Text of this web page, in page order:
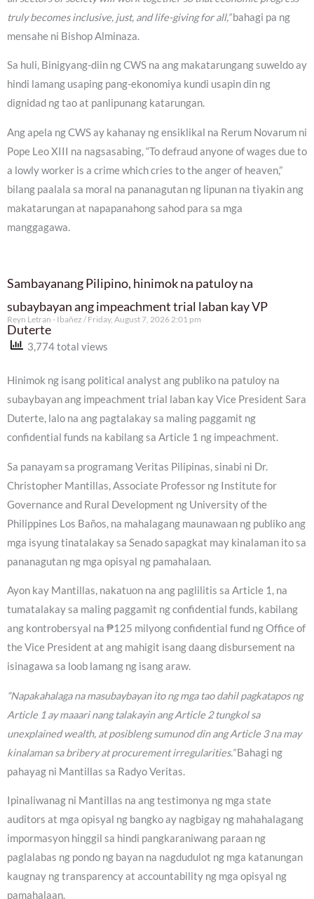
truly becomes inclusive, just, and life-giving for all,”bahagi pa ng
mensahe ni Bishop Alminaza.
Sa huli, Binigyang-diin ng CWS na ang makatarungang suweldo ay
hindi lamang usaping pang-ekonomiya kundi usapin din ng
dignidad ng tao at panlipunang katarungan.
Ang apela ng CWS ay kahanay ng ensiklikal na Rerum Novarum ni
Pope Leo XIII na nagsasabing, “To defraud anyone of wages due to
a lowly worker is a crime which cries to the anger of heaven,”
bilang paalala sa moral na pananagutan ng lipunan na tiyakin ang
makatarungan at napapanahong sahod para sa mga
manggagawa.
Sambayanang Pilipino, hinimok na patuloy na
subaybayan ang impeachment trial laban kay VP
Duterte
Reyn Letran - Ibañez Friday, August 7, 2026 2:01 pm
3,774 total views
Hinimok ng isang political analyst ang publiko na patuloy na
subaybayan ang impeachment trial laban kay Vice President Sara
Duterte, lalo na ang pagtalakay sa maling paggamit ng
confidential funds na kabilang sa Article 1 ng impeachment.
Sa panayam sa programang Veritas Pilipinas, sinabi ni Dr.
Christopher Mantillas, Associate Professor ng Institute for
Governance and Rural Development ng University of the
Philippines Los Baños, na mahalagang maunawaan ng publiko ang
mga isyung tinatalakay sa Senado sapagkat may kinalaman ito sa
pananagutan ng mga opisyal ng pamahalaan.
Ayon kay Mantillas, nakatuon na ang paglilitis sa Article 1, na
tumatalakay sa maling paggamit ng confidential funds, kabilang
ang kontrobersyal na ₱125 milyong confidential fund ng Office of
the Vice President at ang mahigit isang daang disbursement na
isinagawa sa loob lamang ng isang araw.
“Napakahalaga na masubaybayan ito ng mga tao dahil pagkatapos ng
Article 1 ay maaari nang talakayin ang Article 2 tungkol sa
unexplained wealth, at posibleng sumunod din ang Article 3 na may
kinalaman sa bribery at procurement irregularities.”Bahagi ng
pahayag ni Mantillas sa Radyo Veritas.
Ipinaliwanag ni Mantillas na ang testimonya ng mga state
auditors at mga opisyal ng bangko ay nagbigay ng mahahalagang
impormasyon hinggil sa hindi pangkaraniwang paraan ng
paglalabas ng pondo ng bayan na nagdudulot ng mga katanungan
kaugnay ng transparency at accountability ng mga opisyal ng
pamahalaan.